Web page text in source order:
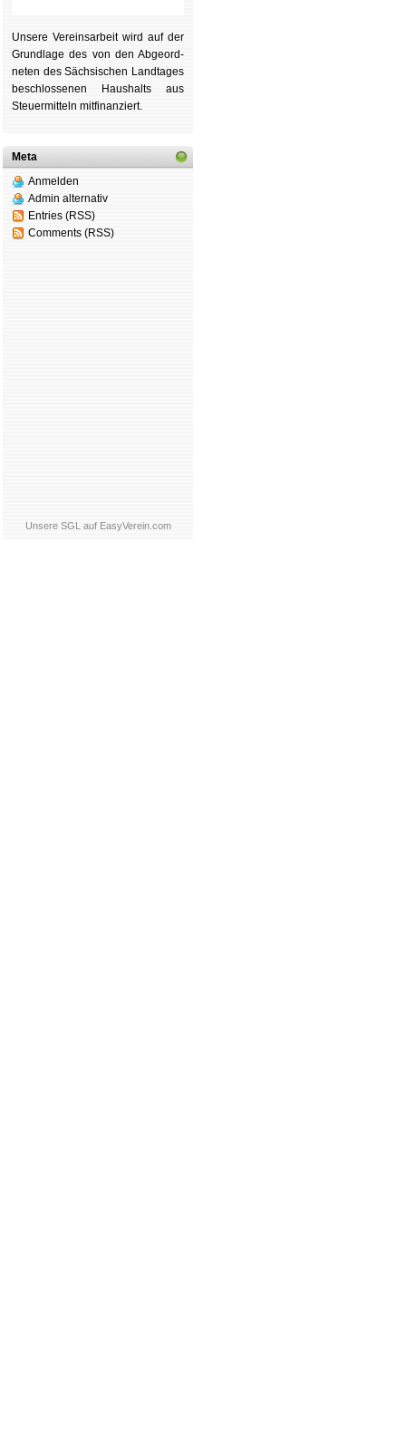
Unsere Ver­eins­ar­beit wird auf der
Grund­lage des von den Ab­ge­ord­
ne­ten des Säch­si­schen Land­tages
be­schlos­se­nen Haus­halts aus
Steu­er­mitteln mit­fi­nan­ziert.
Meta
Anmelden
Admin alternativ
Entries (RSS)
Comments (RSS)
Unsere SGL auf EasyVerein.com